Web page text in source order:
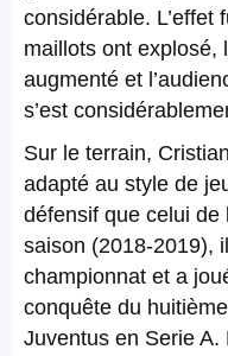
considérable. L’effet
maillots ont explosé,
augmenté et
s’est
Sur le terrain,
adapté au style de
défensif que celui
saison (2018-2019),
championnat et a
conquête du
Juventus en Serie